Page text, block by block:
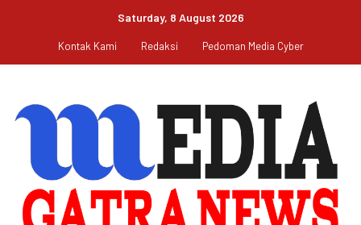
Saturday, 8 August 2026
Kontak Kami Redaksi Pedoman Media Cyber